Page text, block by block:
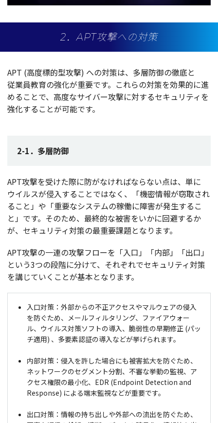
2．APT攻撃への対策
APT (高度標的型攻撃) への対策は、 多層防御の徹底と
従業員教育の強化が重要です。これらの対策を効果的に進
めることで、 高度なサイバー攻撃に対するセキュリティを
強化することが可能です。
2-1．多層防御
APT攻撃を受けた際に防がなければならない点は、単に
ウイルスが侵入することではなく、「機密情報が窃取され
ること」や「重要なシステムの稼働に障害が発生するこ
と」です。そのため、 最終的な被害をいかに回避するか
が、 セキュリティ対策の最重要課題となります。
APT攻撃の一連の攻撃フローを「入口」「内部」「出口」
という3つの段階に分けて、それぞれでセキュリティ対策
を講じていくことが基本となります。
入口対策：外部からの不正アクセスやマルウェアの侵入
を防ぐため、メールフィルタリング、ファイアウォー
ル、ウイルス対策ソフトの導入、脆弱性の早期修正 (パッ
チ適用) 、多要素認証の導入などが挙げられます。
内部対策：侵入を許した場合にも被害拡大を防ぐため、
ネットワークのセグメント分割、不審な挙動の監視、ア
クセス権限の最小化、EDR (Endpoint Detection and
Response) による端末監視などが重要です。
出口対策：情報の持ち出しや外部への流出を防ぐため、